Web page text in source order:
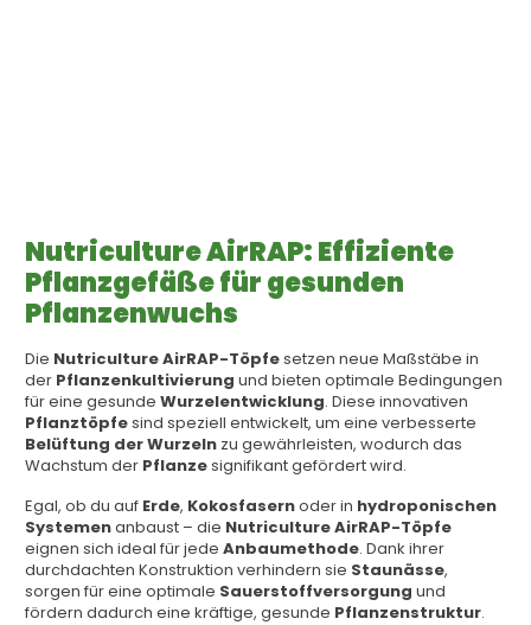
Nutriculture AirRAP: Effiziente
Pflanzgefäße für gesunden
Pflanzenwuchs
Die Nutriculture AirRAP-Töpfesetzen neue Maßstäbe in
der Pflanzenkultivierung und bieten optimale Bedingungen
für eine gesunde Wurzelentwicklung. Diese innovativen
Pflanztöpfesind speziell entwickelt, um eine verbesserte
Belüftung der Wurzeln zu gewährleisten, wodurch das
Wachstum der Pflanzesignifikant gefördert wird.
Egal, ob du auf Erde, Kokosfasernoder in hydroponischen
Systemenanbaust – die Nutriculture AirRAP-Töpfe
eignen sich ideal für jede Anbaumethode. Dank ihrer
durchdachten Konstruktion verhindern sie Staunässe,
sorgen für eine optimale Sauerstoffversorgung und
fördern dadurch eine kräftige, gesunde Pflanzenstruktur.